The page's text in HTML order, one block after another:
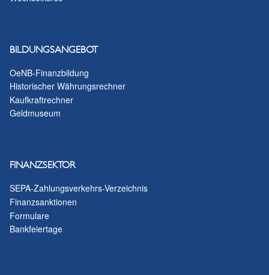
BILDUNGSANGEBOT
OeNB-Finanzbildung
Historischer Währungsrechner
Kaufkraftrechner
Geldmuseum
FINANZSEKTOR
SEPA-Zahlungsverkehrs-Verzeichnis
Finanzsanktionen
Formulare
Bankfeiertage